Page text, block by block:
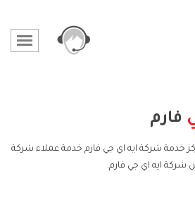
فارم
خدمة شركة ايه اي جي فارم خدمة عملاء شركة
شركة ايه اي جي فارم.